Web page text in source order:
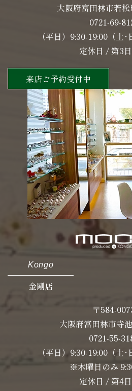
大阪府富田林市若
0721-69-
（平日）9:30-19:00（土
定休日 / 第3
来店ご予約受付中
Kongo
金剛店
〒584-
大阪府富田林市寺
0721-55-
（平日）9:30-19:00（土
※木曜日のみ
定休日 / 第4